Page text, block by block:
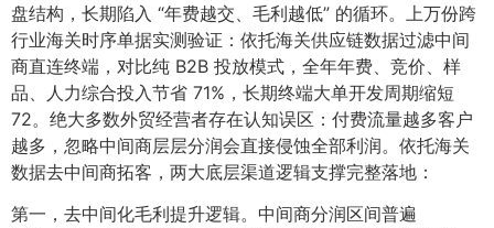
盘结构，长期陷入 “年费越交、毛利越低” 的循环。上万份跨
行业海关时序单据实测验证：依托海关供应链数据过滤中间
商直连终端，对比纯 B2B 投放模式，全年年费、竞价、样
品、人力综合投入节省 71%，长期终端大单开发周期缩短
72。绝大多数外贸经营者存在认知误区：付费流量越多客户
越多，忽略中间商层层分润会直接侵蚀全部利润。依托海关
数据去中间商拓客，两大底层渠道逻辑支撑完整落地：
第一，去中间化毛利提升逻辑。中间商分润区间普遍